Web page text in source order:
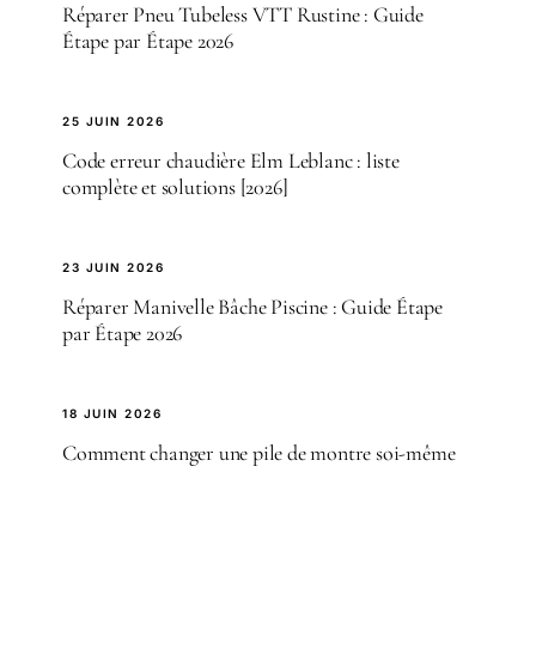
Réparer Pneu Tubeless VTT Rustine : Guide
Étape par Étape 2026
25 JUIN 2026
Code erreur chaudière Elm Leblanc : liste
complète et solutions [2026]
23 JUIN 2026
Réparer Manivelle Bâche Piscine : Guide Étape
par Étape 2026
18 JUIN 2026
Comment changer une pile de montre soi-même